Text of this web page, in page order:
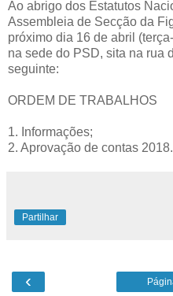
Ao abrigo dos Estatutos
Assembleia de Secção da
próximo dia 16 de abril
na sede do PSD, sita na rua
seguinte:
ORDEM DE TRABALHOS
1. Informações;
2. Aprovação de contas 2018.
Partilhar
‹